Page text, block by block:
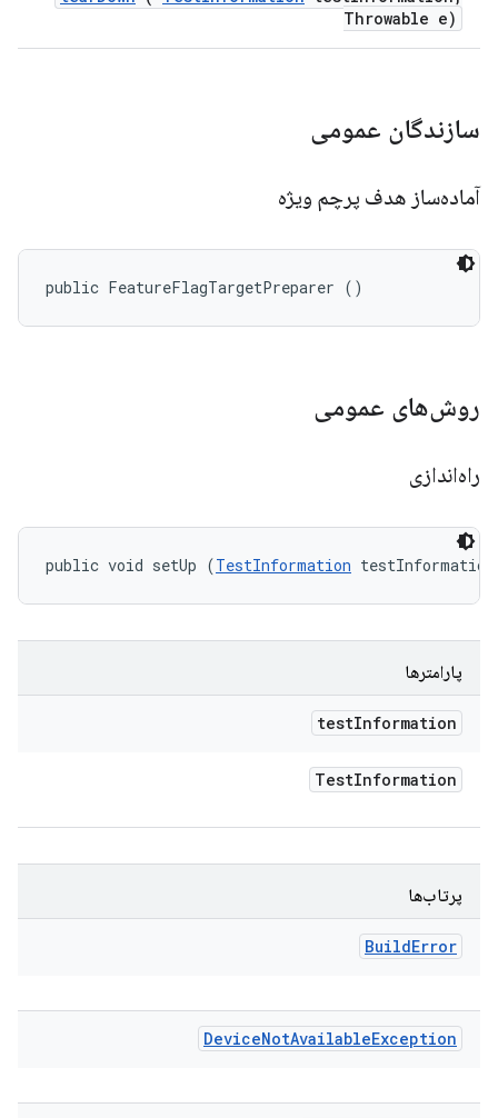
Throwable e)
سازندگان عمومی
آماده‌ساز هدف پرچم ویژه
public FeatureFlagTargetPreparer ()
روش‌های عمومی
راه‌اندازی
public void setUp (TestInformation
پارامترها
testInformation
TestInformation
پرتاب‌ها
BuildError
DeviceNotAvailableException